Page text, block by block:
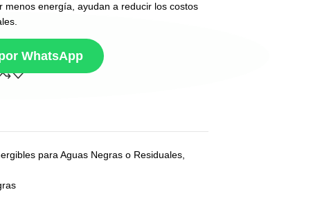
menos energía, ayudan a reducir los costos
WhatsApp
para Aguas Negras o Residuales